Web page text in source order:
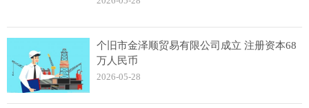
个旧市金泽顺贸易有限公司成立 注册资本68
万人民币
2026-05-28